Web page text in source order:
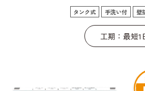
タンク式 手洗い付 壁
工期：最短1